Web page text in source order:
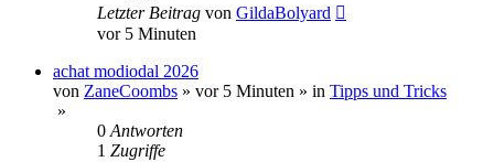
Letzter Beitrag von GildaBolyard
vor 5 Minuten
achat modiodal 2026
von ZaneCoombs » vor 5 Minuten » in Tipps und Tricks
»
0 Antworten
1 Zugriffe